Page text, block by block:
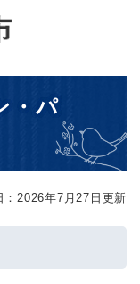
・パ
：2026年7月27日更新